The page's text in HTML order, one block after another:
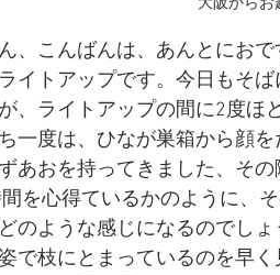
、こんばんは、あんとにおで
イトアップです。今日もそ
、ライトアップの間に2度ほ
一度は、ひなが巣箱から顔
あおを持ってきました、その
を心得ているかのように、
のような感じになるのでし
で枝にとまっているのを早